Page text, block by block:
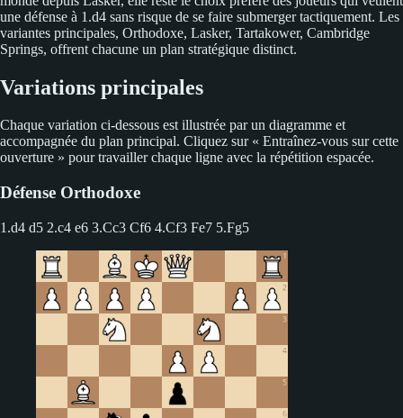
une défense à 1.d4 sans risque de se faire submerger tactiquement. Les
variantes principales, Orthodoxe, Lasker, Tartakower, Cambridge
Springs, offrent chacune un plan stratégique distinct.
Variations principales
Chaque variation ci-dessous est illustrée par un diagramme et
accompagnée du plan principal. Cliquez sur « Entraînez-vous sur cette
ouverture » pour travailler chaque ligne avec la répétition espacée.
Défense Orthodoxe
1.d4 d5 2.c4 e6 3.Cc3 Cf6 4.Cf3 Fe7 5.Fg5